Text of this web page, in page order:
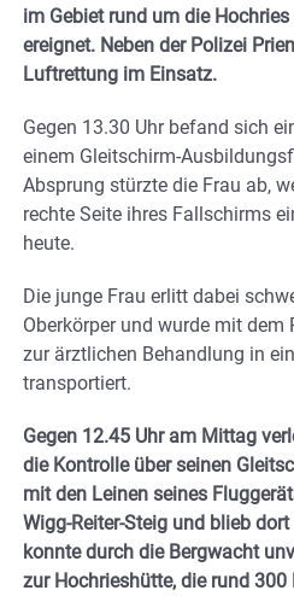
im Gebiet rund um die
ereignet. Neben der Polizei
Luftrettung im Einsatz.
Gegen 13.30 Uhr befand sich
einem Gleitschirm-
Absprung stürzte die Frau ab,
rechte Seite ihres Fallschirms
heute.
Die junge Frau erlitt dabei
Oberkörper und wurde mit dem
zur ärztlichen Behandlung in
transportiert.
Gegen 12.45 Uhr am Mittag
die Kontrolle über seinen
mit den Leinen seines
Wigg-Reiter-Steig und blieb
konnte durch die Bergwacht
zur Hochrieshütte, die rund